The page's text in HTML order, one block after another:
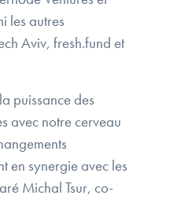
les autres
Aviv, fresh.fund et
puissance des
avec notre cerveau
en synergie avec les
Michal Tsur, co-